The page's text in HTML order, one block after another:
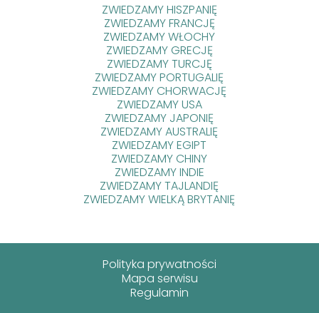
ZWIEDZAMY HISZPANIĘ
ZWIEDZAMY FRANCJĘ
ZWIEDZAMY WŁOCHY
ZWIEDZAMY GRECJĘ
ZWIEDZAMY TURCJĘ
ZWIEDZAMY PORTUGALIĘ
ZWIEDZAMY CHORWACJĘ
ZWIEDZAMY USA
ZWIEDZAMY JAPONIĘ
ZWIEDZAMY AUSTRALIĘ
ZWIEDZAMY EGIPT
ZWIEDZAMY CHINY
ZWIEDZAMY INDIE
ZWIEDZAMY TAJLANDIĘ
ZWIEDZAMY WIELKĄ BRYTANIĘ
Polityka prywatności
Mapa serwisu
Regulamin